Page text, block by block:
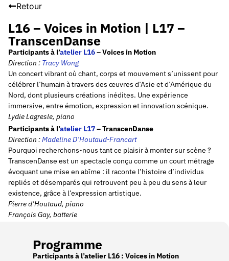
Retour
L16 – Voices in Motion | L17 –
TranscenDanse
Participants à l’atelier L16– Voices in Motion
Direction : Tracy Wong
Un concert vibrant où chant, corps et mouvement s’unissent pour
célébrer l’humain à travers des œuvres d’Asie et d’Amérique du
Nord, dont plusieurs créations inédites. Une expérience
immersive, entre émotion, expression et innovation scénique.
Lydie Lagresle, piano
Participants à l’atelier L17– TranscenDanse
Direction :Madeline D’Houtaud-Francart
Pourquoi recherchons-nous tant ce plaisir à monter sur scène ?
TranscenDanse est un spectacle conçu comme un court métrage
évoquant une mise en abîme : il raconte l’histoire d’individus
repliés et désemparés qui retrouvent peu à peu du sens à leur
existence, grâce à l’expression artistique.
Pierre d’Houtaud, piano
François Gay, batterie
Programme
Participants à l’atelier L16 : Voices in Motion